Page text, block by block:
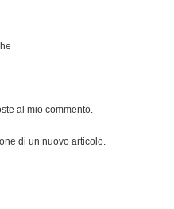
al mio commento.
di un nuovo articolo.